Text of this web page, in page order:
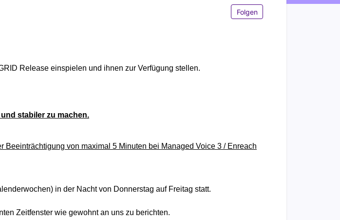
Folgen
Release einspielen und ihnen zur Verfügung stellen.
stabiler zu machen.
von maximal 5 Minuten bei Managed Voice 3 / Enreach
in der Nacht von Donnerstag auf Freitag statt.
Zeitfenster wie gewohnt an uns zu berichten.